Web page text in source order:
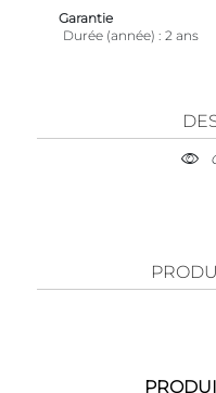
Garantie
Durée (année)
2 ans